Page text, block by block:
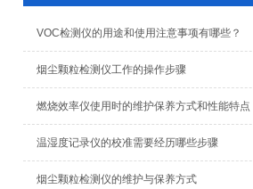
VOC检测仪的用途和使用注意事项有哪些？
烟尘颗粒检测仪工作的操作步骤
燃烧效率仪使用时的维护保养方式和性能特点
温湿度记录仪的校准需要经历哪些步骤
烟尘颗粒检测仪的维护与保养方式